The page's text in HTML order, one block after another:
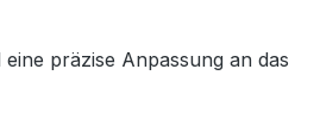
präzise Anpassung an das